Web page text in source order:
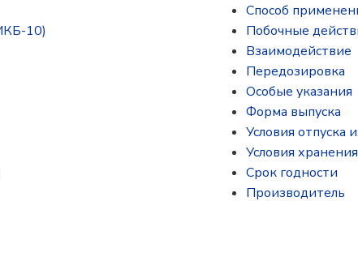
10)
Способ
Побочные
Взаимодействие
Передозировка
Особые указания
Форма выпуска
Условия отпуска
Условия хранения
Срок годности
Производитель